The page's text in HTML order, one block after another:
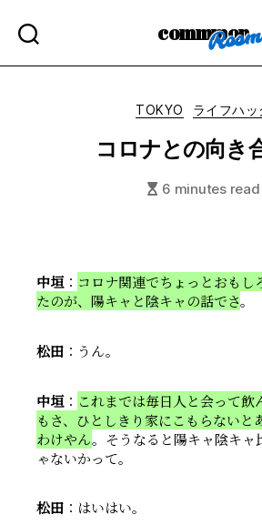
commmon
TOKYO ライフハッ
コロナとの向き
6 minutes read
中垣： コロナ関連でちょっとおもし
たのが、陽キャと陰キャの話でさ。
松田 ：うん。
中垣： これまでは毎日人と会って飲
もさ、ひとしきり家にこもらないと
わけやん。そうなると陽キャ陰キャ
ゃないかって。
松田 ：はいはい。